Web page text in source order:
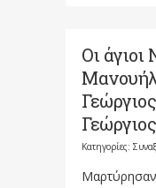
Οι
Κατηγορίες: